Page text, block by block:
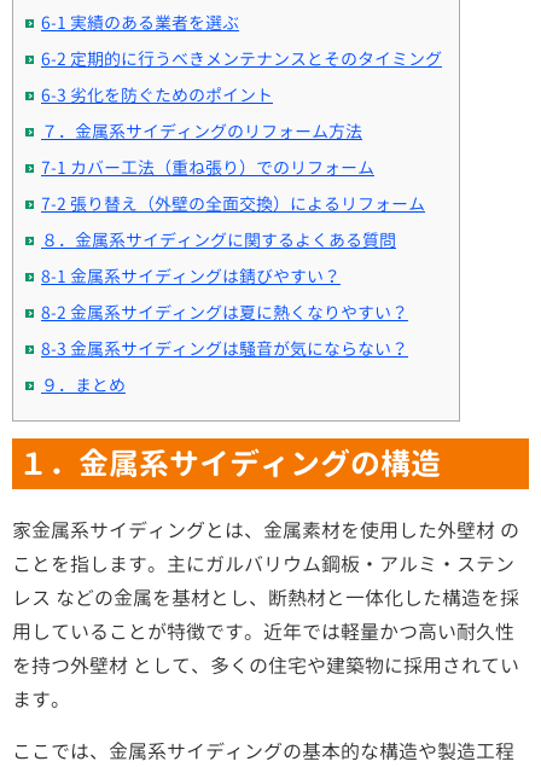
6-1 実績のある業者を選ぶ
6-2 定期的に行うべきメンテナンスとそのタイミング
6-3 劣化を防ぐためのポイント
７．金属系サイディングのリフォーム方法
7-1 カバー工法（重ね張り）でのリフォーム
7-2 張り替え（外壁の全面交換）によるリフォーム
８．金属系サイディングに関するよくある質問
8-1 金属系サイディングは錆びやすい？
8-2 金属系サイディングは夏に熱くなりやすい？
8-3 金属系サイディングは騒音が気にならない？
９．まとめ
１．金属系サイディングの構造
家金属系サイディングとは、金属素材を使用した外壁材 の
ことを指します。主にガルバリウム鋼板・アルミ・ステン
レス などの金属を基材とし、断熱材と一体化した構造を採
用していることが特徴です。近年では軽量かつ高い耐久性
を持つ外壁材 として、多くの住宅や建築物に採用されてい
ます。
ここでは、金属系サイディングの基本的な構造や製造工程